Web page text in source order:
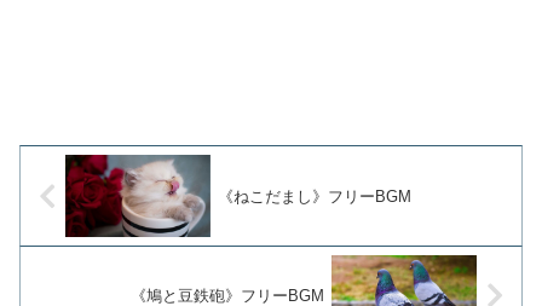
《ねこだまし》フリーBGM
《鳩と豆鉄砲》フリーBGM